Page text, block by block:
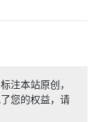
注本站原创，
您的权益，请